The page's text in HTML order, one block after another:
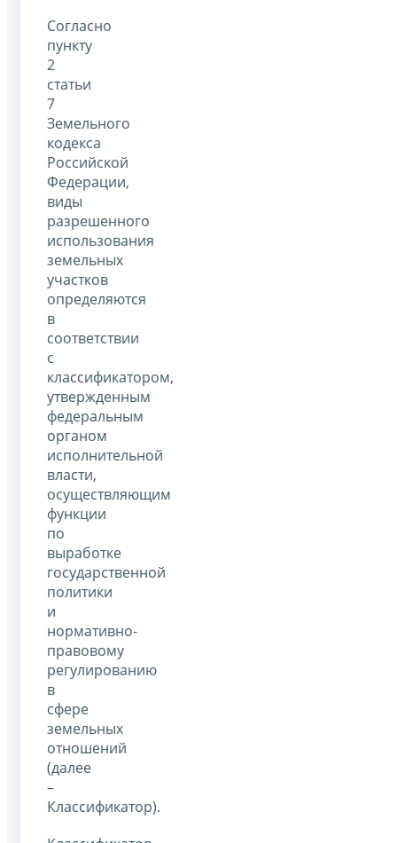
Согласно
пункту
2
статьи
7
Земельного
кодекса
Российской
Федерации,
виды
разрешенного
использования
земельных
участков
определяются
в
соответствии
с
классификатором,
утвержденным
федеральным
органом
исполнительной
власти,
осуществляющим
функции
по
выработке
государственной
политики
и
нормативно-
правовому
регулированию
в
сфере
земельных
отношений
(далее
–
Классификатор).